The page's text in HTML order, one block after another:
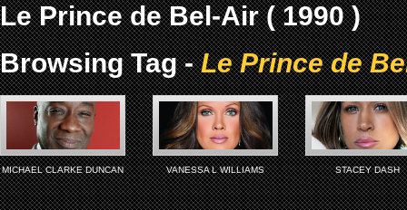
Le Prince de Bel-Air ( 1990 )
Browsing Tag -Le Prince de
MICHAEL CLARKE DUNCAN VANESSA L WILLIAMS STACEY DASH